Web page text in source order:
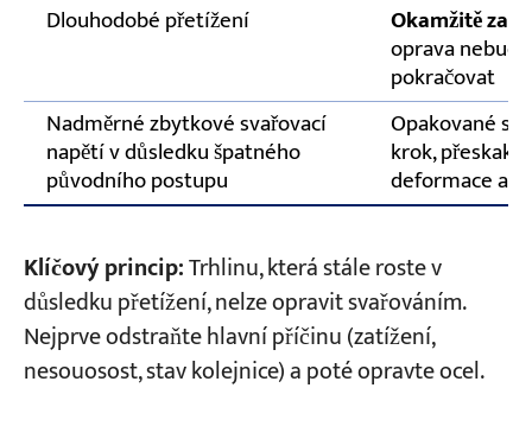
Dlouhodobé přetížení Okamžitě
oprava
pokračovat
Nadměrné zbytkové svařovací
napětí v důsledku špatného
původního postupu
Opakované
krok,
deformace a
Klíčový princip:Trhlinu, která stále roste v
důsledku přetížení, nelze opravit svařováním.
Nejprve odstraňte hlavní příčinu (zatížení,
nesouosost, stav kolejnice) a poté opravte ocel.